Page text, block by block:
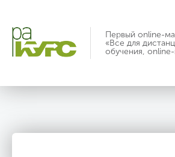
Первый online-
«Все для
обучения,